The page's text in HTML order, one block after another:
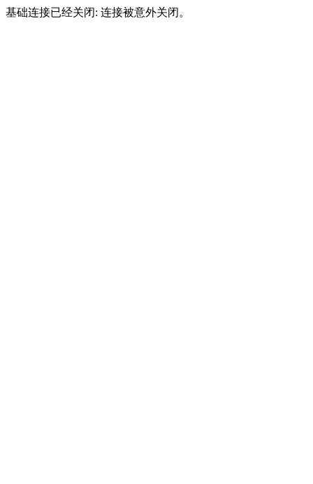
基础连接已经关闭: 连接被意外关闭。